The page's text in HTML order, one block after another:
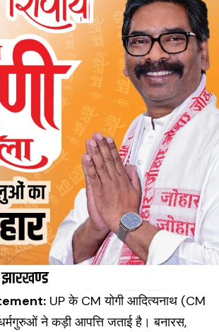
UP के CM योगी आदित्यनाथ (CM
ने कड़ी आपत्ति जताई है। बनारस,